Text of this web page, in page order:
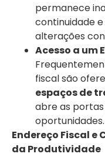
permanece
continuidade
alterações
Acesso a um
fiscal são
espaços de
abre as
oportunidades.
Endereço Fiscal e
da Produtividade